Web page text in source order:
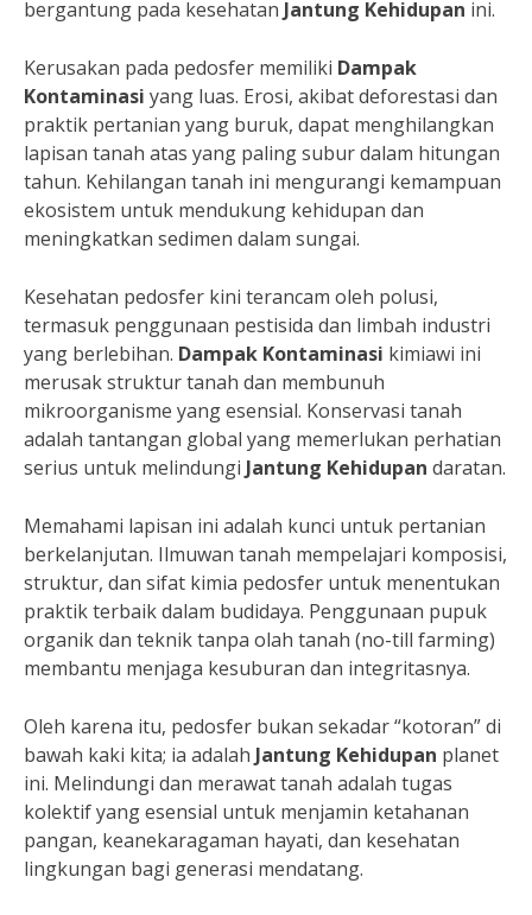
bergantung pada kesehatan Jantung Kehidupan ini.
Kerusakan pada pedosfer memiliki Dampak
Kontaminasi yang luas. Erosi, akibat deforestasi dan
praktik pertanian yang buruk, dapat menghilangkan
lapisan tanah atas yang paling subur dalam hitungan
tahun. Kehilangan tanah ini mengurangi kemampuan
ekosistem untuk mendukung kehidupan dan
meningkatkan sedimen dalam sungai.
Kesehatan pedosfer kini terancam oleh polusi,
termasuk penggunaan pestisida dan limbah industri
yang berlebihan. Dampak Kontaminasi kimiawi ini
merusak struktur tanah dan membunuh
mikroorganisme yang esensial. Konservasi tanah
adalah tantangan global yang memerlukan perhatian
serius untuk melindungi Jantung Kehidupan daratan.
Memahami lapisan ini adalah kunci untuk pertanian
berkelanjutan. Ilmuwan tanah mempelajari komposisi,
struktur, dan sifat kimia pedosfer untuk menentukan
praktik terbaik dalam budidaya. Penggunaan pupuk
organik dan teknik tanpa olah tanah (no-till farming)
membantu menjaga kesuburan dan integritasnya.
Oleh karena itu, pedosfer bukan sekadar “kotoran” di
bawah kaki kita; ia adalah Jantung Kehidupan planet
ini. Melindungi dan merawat tanah adalah tugas
kolektif yang esensial untuk menjamin ketahanan
pangan, keanekaragaman hayati, dan kesehatan
lingkungan bagi generasi mendatang.